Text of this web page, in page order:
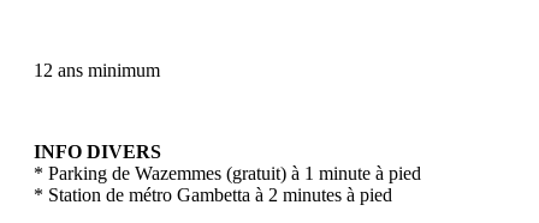
12 ans minimum
INFO DIVERS
* Parking de Wazemmes (gratuit) à 1 minute à pied
* Station de métro Gambetta à 2 minutes à pied